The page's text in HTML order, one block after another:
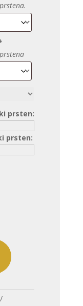
prsten:
prsten: